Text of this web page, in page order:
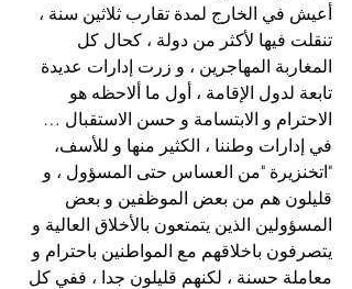
أعيش في الخارج لمدة تقارب ثلاثين سنة ،
تنقلت فيها لأكثر من دولة ، كحال كل
المغاربة المهاجرين ، و زرت إدارات عديدة
تابعة لدول الإقامة ، أول ما ألاحظه هو
الاحترام و الابتسامة و حسن الاستقبال …
في إدارات وطننا ، الكثير منها و للأسف،
"اتخنزيرة "من العساس حتى المسؤول ، و
قليلون هم من بعض الموظفين و بعض
المسؤولين الذين يتمتعون بالأخلاق العالية و
يتصرفون باخلاقهم مع المواطنين باحترام و
معاملة حسنة ، لكنهم قليلون جدا ، ففي كل